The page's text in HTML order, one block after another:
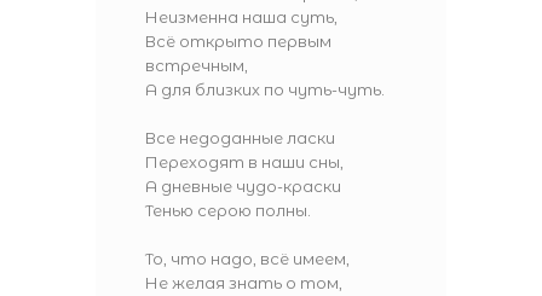
Неизменна наша суть,
Всё открыто первым
встречным,
А для близких по чуть-чуть.
Все недоданные ласки
Переходят в наши сны,
А дневные чудо-краски
Тенью серою полны.
То, что надо, всё имеем,
Не желая знать о том,